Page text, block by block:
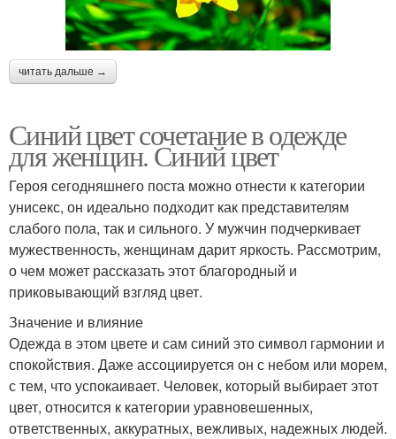
читать дальше →
Синий цвет сочетание в одежде
для женщин. Синий цвет
Героя сегодняшнего поста можно отнести к категории
унисекс, он идеально подходит как представителям
слабого пола, так и сильного. У мужчин подчеркивает
мужественность, женщинам дарит яркость. Рассмотрим,
о чем может рассказать этот благородный и
приковывающий взгляд цвет.
Значение и влияние
Одежда в этом цвете и сам синий это символ гармонии и
спокойствия. Даже ассоциируется он с небом или морем,
с тем, что успокаивает. Человек, который выбирает этот
цвет, относится к категории уравновешенных,
ответственных, аккуратных, вежливых, надежных людей.